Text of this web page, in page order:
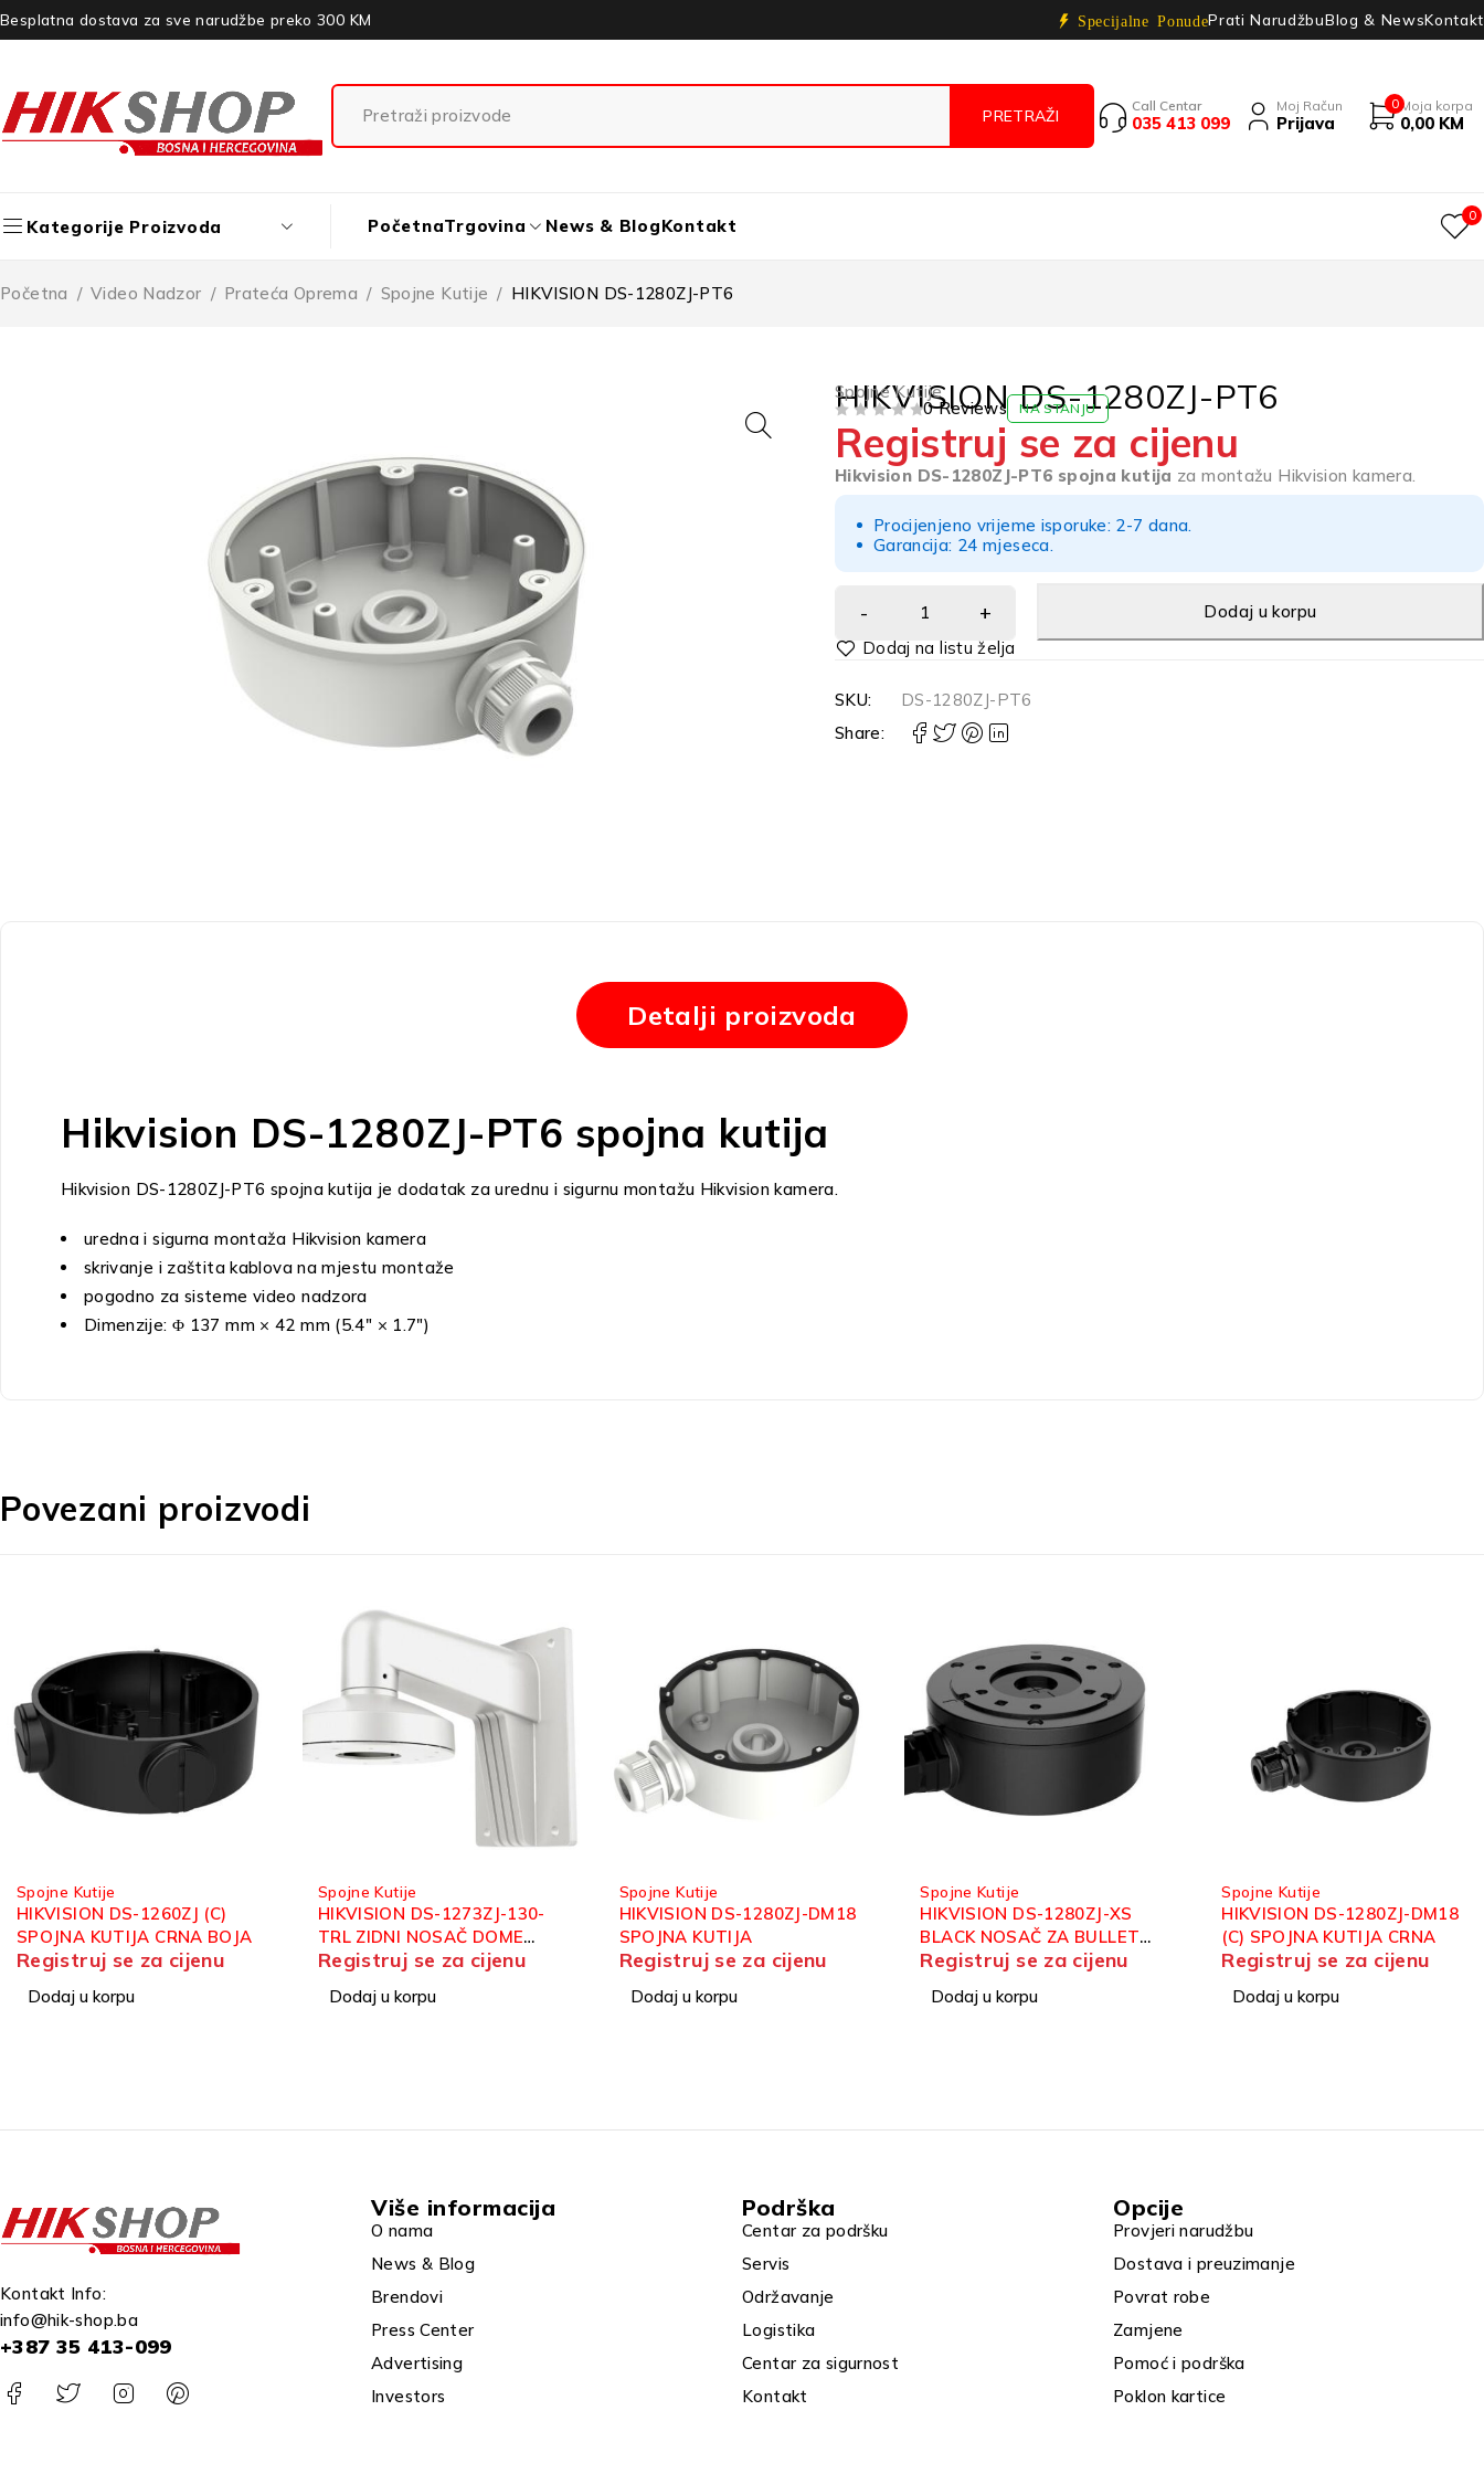
Besplatna dostava za sve narudžbe preko 300 KM Specijalne PonudePrati NarudžbuBlog & NewsKontakt
Call Centar
035 413 099
Moj Račun
Prijava
0 Moja korpa
0,00 KM
Kategorije Proizvoda PočetnaTrgovina News & BlogKontakt 0
Početna / Video Nadzor / Prateća Oprema / Spojne Kutije / HIKVISION DS-1280ZJ-PT6
Spojne Kutije
HIKVISION DS-1280ZJ-PT6
0 Reviews NA STANJU
Registruj se za cijenu
Hikvision DS-1280ZJ-PT6 spojna kutija za montažu Hikvision kamera.
Procijenjeno vrijeme isporuke: 2-7 dana.
Garancija: 24 mjeseca.
Dodaj u korpu
Alternative:
SKU:
DS-1280ZJ-PT6
Share:
Detalji proizvoda
Hikvision DS-1280ZJ-PT6 spojna kutija
Hikvision DS-1280ZJ-PT6 spojna kutija je dodatak za urednu i sigurnu montažu Hikvision kamera.
uredna i sigurna montaža Hikvision kamera
skrivanje i zaštita kablova na mjestu montaže
pogodno za sisteme video nadzora
Dimenzije: Φ 137 mm × 42 mm (5.4″ × 1.7″)
Povezani proizvodi
Spojne Kutije
HIKVISION DS-1273ZJ-130-
TRL ZIDNI NOSAČ DOME
KAMERE
Registruj se za cijenu
Dodaj u korpu
Spojne Kutije
HIKVISION DS-1280ZJ-DM18
SPOJNA KUTIJA
Registruj se za cijenu
Dodaj u korpu
Spojne Kutije
HIKVISION DS-1280ZJ-XS
BLACK NOSAČ ZA BULLET
KAMERE CRNE BOJE
Registruj se za cijenu
Dodaj u korpu
Spojne Kutije
HIKVISION DS-1280ZJ-DM18
(C) SPOJNA KUTIJA CRNA
Registruj se za cijenu
Dodaj u korpu
Spojne Kutije
HIKVISION DS-1273ZJ-140
NOSAČ
Registruj se za cijenu
Dodaj u korpu
Kontakt Info:
info@hik-shop.ba
+387 35 413-099
Više informacija
O nama
News & Blog
Brendovi
Press Center
Advertising
Investors
Podrška
Centar za podršku
Servis
Održavanje
Logistika
Centar za sigurnost
Kontakt
Opcije
Provjeri narudžbu
Dostava i preuzimanje
Povrat robe
Zamjene
Pomoć i podrška
Poklon kartice